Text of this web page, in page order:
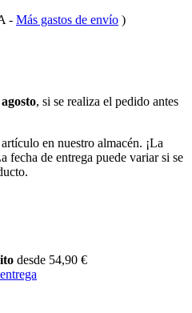
- Más gastos de envío )
, si se realiza el pedido antes
en nuestro almacén. ¡La
fecha de entrega puede variar si se
desde 54,90 €